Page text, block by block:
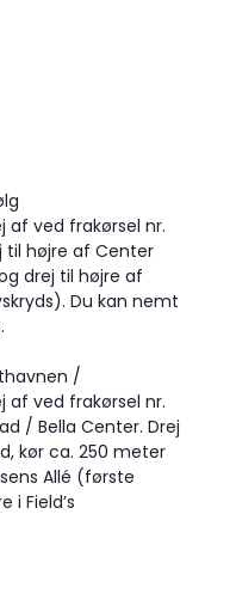
af ved frakørsel nr.
til højre af Center
drej til højre af
Du kan nemt
/
af ved frakørsel nr.
/ Bella Center. Drej
kør ca. 250 meter
Allé (første
i Field’s